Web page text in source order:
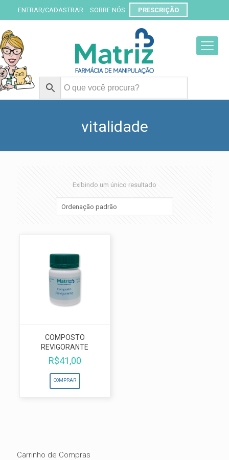
ENTRAR/CADASTRAR SOBRE NÓS PRESCRIÇÃO
vitalidade
Exibindo um único resultado
COMPOSTO
REVIGORANTE
R$41,00
COMPRAR
Carrinho de Compras